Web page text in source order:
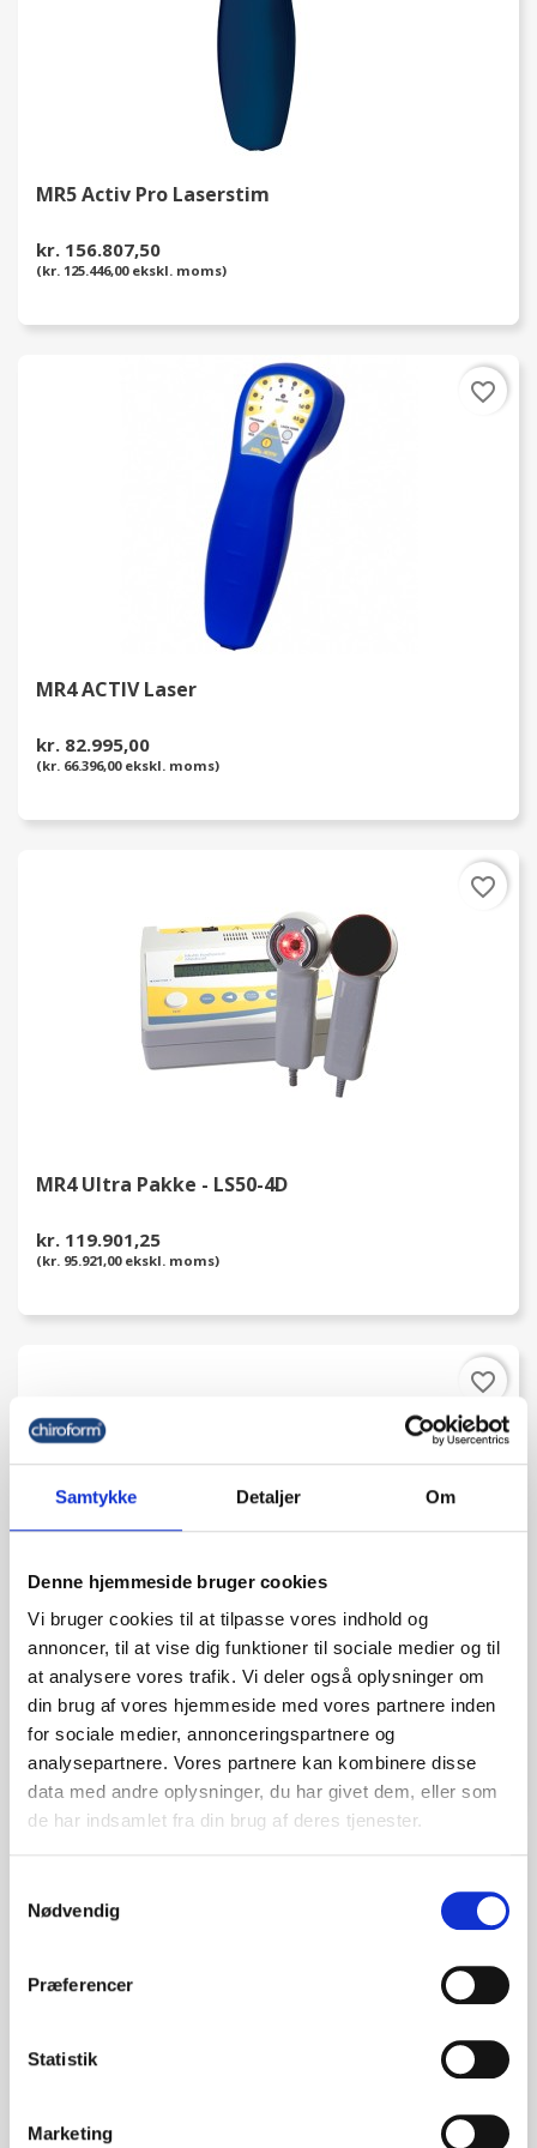
Samtykke Detaljer Om
Denne hjemmeside bruger cookies
Vi bruger cookies til at tilpasse vores indhold og
annoncer, til at vise dig funktioner til sociale medier og til
at analysere vores trafik. Vi deler også oplysninger om
din brug af vores hjemmeside med vores partnere inden
for sociale medier, annonceringspartnere og
analysepartnere. Vores partnere kan kombinere disse
data med andre oplysninger, du har givet dem, eller som
de har indsamlet fra din brug af deres tjenester.
Nødvendig
Præferencer
Statistik
Marketing
MR5 Activ Pro Laserstim
kr. 156.807,50
(kr. 125.446,00 ekskl. moms)
MR4 ACTIV Laser
kr. 82.995,00
(kr. 66.396,00 ekskl. moms)
favorite_border
MR4 Ultra Pakke - LS50-4D
kr. 119.901,25
(kr. 95.921,00 ekskl. moms)
favorite_border
MR4 LaserStim Pakke
kr. 92.221,25
(kr. 73.777,00 ekskl. moms)
favorite_border